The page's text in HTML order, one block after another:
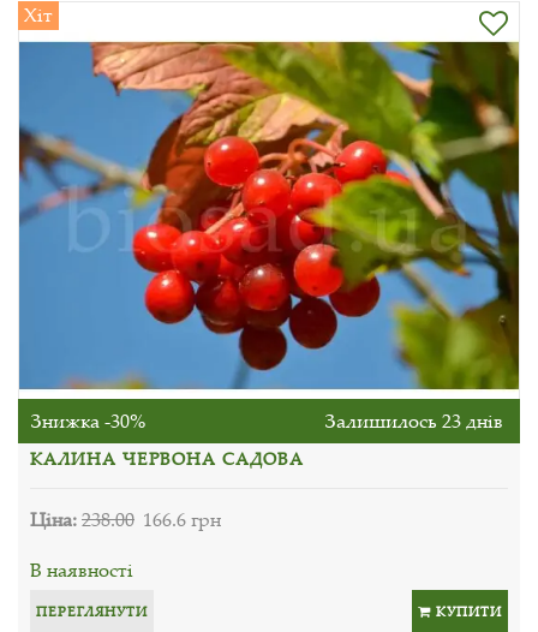
Хіт
Знижка -30% Залишилось 23 днів
КАЛИНА ЧЕРВОНА САДОВА
Ціна:238.00 166.6 грн
В наявності
ПЕРЕГЛЯНУТИ КУПИТИ